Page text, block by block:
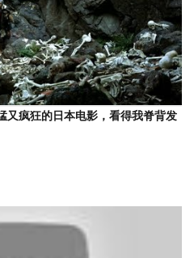
又疯狂的日本电影，看得我脊背发